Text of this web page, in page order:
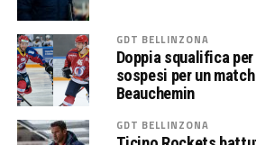
GDT BELLINZONA
Doppia squalifica
sospesi per un
Beauchemin
GDT BELLINZONA